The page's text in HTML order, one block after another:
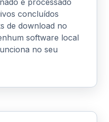
é processado
concluídos
de download no
software local
no seu